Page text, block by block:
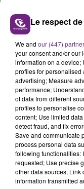
LA CENTRALE
TOUJOURS À
Cela fait déjà
nucléaire
justifiée par la
présente.
TITRES
14h39
14h39
Le respect
We and our (447)
your consent and/or our
information on a device;
profiles for personalised
advertising; Measure
performance;
of data from different
profiles to personalise
content; Use limited
detect fraud, and fix
Save and communicate
process personal data
following functionalities:
requested; Use precise
other data sources; Link
information transmitted